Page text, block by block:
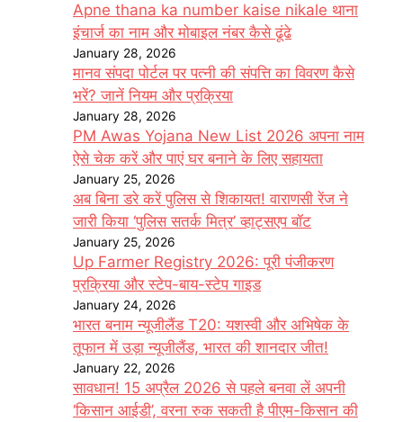
Apne thana ka number kaise nikale थाना
इंचार्ज का नाम और मोबाइल नंबर कैसे ढूंढे
January 28, 2026
मानव संपदा पोर्टल पर पत्नी की संपत्ति का विवरण कैसे
भरें? जानें नियम और प्रक्रिया
January 28, 2026
PM Awas Yojana New List 2026 अपना नाम
ऐसे चेक करें और पाएं घर बनाने के लिए सहायता
January 25, 2026
अब बिना डरे करें पुलिस से शिकायत! वाराणसी रेंज ने
जारी किया ‘पुलिस सतर्क मित्र’ व्हाट्सएप बॉट
January 25, 2026
Up Farmer Registry 2026: पूरी पंजीकरण
प्रक्रिया और स्टेप-बाय-स्टेप गाइड
January 24, 2026
भारत बनाम न्यूजीलैंड T20: यशस्वी और अभिषेक के
तूफान में उड़ा न्यूजीलैंड, भारत की शानदार जीत!
January 22, 2026
सावधान! 15 अप्रैल 2026 से पहले बनवा लें अपनी
‘किसान आईडी’, वरना रुक सकती है पीएम-किसान की